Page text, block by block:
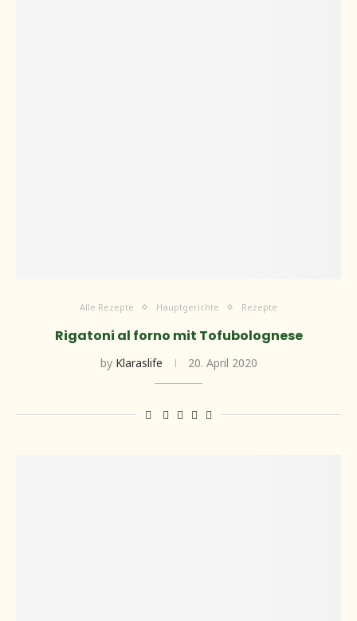
Alle Rezepte Hauptgerichte Rezepte
Rigatoni al forno mit Tofubolognese
by Klaraslife 20. April 2020